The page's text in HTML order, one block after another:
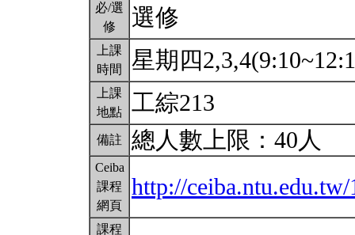
必/選
修
選修
上課
時間
星期四
上課
地點
工綜213
備註 總人數上限：40人
Ceiba
課程
網頁
http://
課程